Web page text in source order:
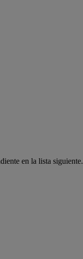
en la lista siguiente.